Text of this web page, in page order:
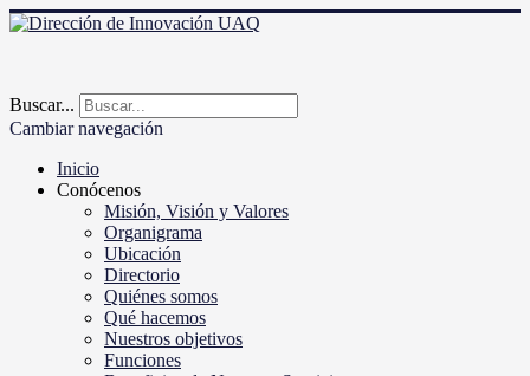
Buscar...
Cambiar navegación
Inicio
Conócenos
Misión, Visión y Valores
Organigrama
Ubicación
Directorio
Quiénes somos
Qué hacemos
Nuestros objetivos
Funciones